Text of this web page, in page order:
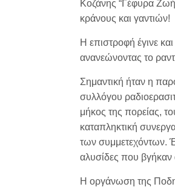
Κοζάνης “Γέφυρα
κράνους και γαντιών!
Η επιστροφή έγινε
ανανεώνοντας το
Σημαντική ήταν η
συλλόγου
μήκος της πορείας,
καταπληκτική
των συμμετεχόντων.
αλυσίδες που
Η οργάνωση της